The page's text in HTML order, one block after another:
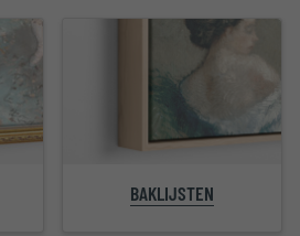
BAKLIJSTEN